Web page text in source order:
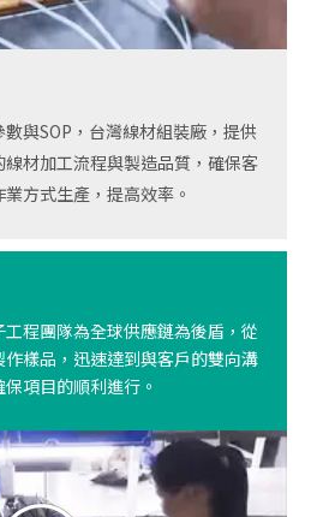
與SOP，台灣線材組裝廠，提供
材加工流程與製造品質，確保客
方式生產，提高效率。
程團隊為全球供應鏈為後盾，從
樣品，迅速達到與客戶的雙向溝
項目的順利進行。